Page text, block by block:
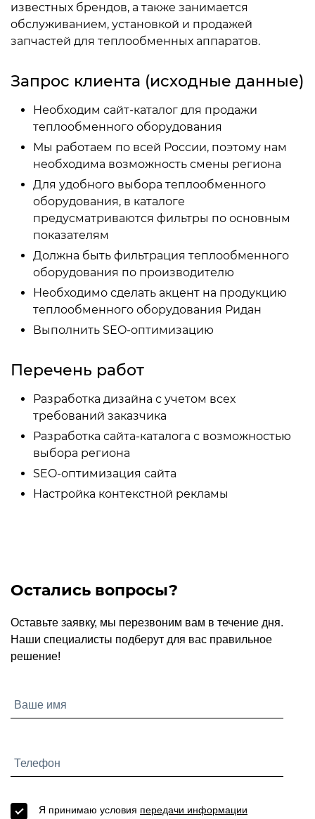
известных брендов, а также занимается
обслуживанием, установкой и продажей
запчастей для теплообменных аппаратов.
Запрос клиента (исходные данные)
Необходим сайт-каталог для продажи
теплообменного оборудования
Мы работаем по всей России, поэтому нам
необходима возможность смены региона
Для удобного выбора теплообменного
оборудования, в каталоге
предусматриваются фильтры по основным
показателям
Должна быть фильтрация теплообменного
оборудования по производителю
Необходимо сделать акцент на продукцию
теплообменного оборудования Ридан
Выполнить SEO-оптимизацию
Перечень работ
Разработка дизайна с учетом всех
требований заказчика
Разработка сайта-каталога с возможностью
выбора региона
SEO-оптимизация сайта
Настройка контекстной рекламы
Остались вопросы?
Оставьте заявку, мы перезвоним вам в течение дня.
Наши специалисты подберут для вас правильное
решение!
Я принимаю условия передачи информации